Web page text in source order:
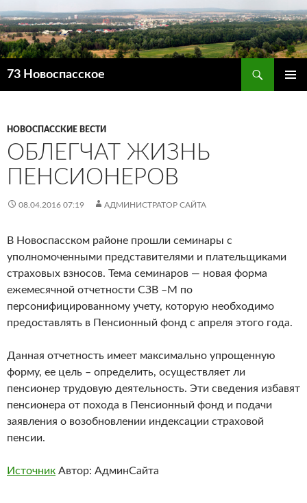
73 Новоспасское
НОВОСПАССКИЕ ВЕСТИ
ОБЛЕГЧАТ ЖИЗНЬ
ПЕНСИОНЕРОВ
08.04.2016 07:19 АДМИНИСТРАТОР САЙТА
В Новоспасском районе прошли семинары с
уполномоченными представителями и плательщиками
страховых взносов. Тема семинаров — новая форма
ежемесячной отчетности СЗВ –М по
персонифицированному учету, которую необходимо
предоставлять в Пенсионный фонд с апреля этого года.
Данная отчетность имеет максимально упрощенную
форму, ее цель – определить, осуществляет ли
пенсионер трудовую деятельность. Эти сведения избавят
пенсионера от похода в Пенсионный фонд и подачи
заявления о возобновлении индексации страховой
пенсии.
Источник Автор: АдминСайта